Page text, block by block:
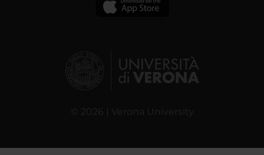
© 2026 | Verona University